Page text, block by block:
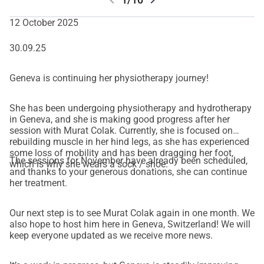
Chaque contribution va directement à la récupération de
Genève. Voici ce que votre soutien rend possible :
Ostéopathie (CH) :
par jour × 3 = CHF 180
muscles)
CHF 70,30 par séance × 10 =
CHF 703 (forfait)
Hydrothérapie (pour reconstruire la force du dos et des
muscles dans l'eau) : CHF 70,30 par séance × 10 = CHF
703 (forfait)
Thérapie au laser (pour la douleur, stimuler la réparation
cellulaire, réduire l'inflammation et améliorer la
Régime spécial et supplémentation (pour soutenir la
récupération de la moelle épinière) :
12 October 2025
30.09.25
Geneva is continuing her physiotherapy journey!
She has been undergoing physiotherapy and hydrotherapy
in Geneva, and she is making good progress after her
session with Murat Colak. Currently, she is focused on
rebuilding muscle in her hind legs, as she has experienced
some loss of mobility and has been dragging her foot,
which is why she wears a sock / shoe.
The sessions for November have already been scheduled,
and thanks to your generous donations, she can continue
her treatment.
Our next step is to see Murat Colak again in one month. We
also hope to host him here in Geneva, Switzerland! We will
keep everyone updated as we receive more news.